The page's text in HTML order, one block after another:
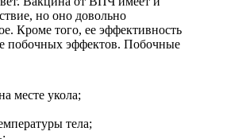
но оно довольно
Кроме того, ее эффективность
побочных эффектов. Побочные
месте укола;
тела;